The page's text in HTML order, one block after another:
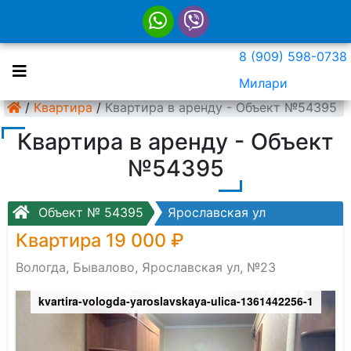
8 (909) 598-0738
Милари
/ Квартира / Квартира в аренду - Объект №54395
Квартира в аренду - Объект
№54395
Объект № 54395 Ярославская ул
Квартира 19 000 ₽
Вологда, Бывалово, Ярославская ул, №23
kvartira-vologda-yaroslavskaya-ulica-1361442256-1